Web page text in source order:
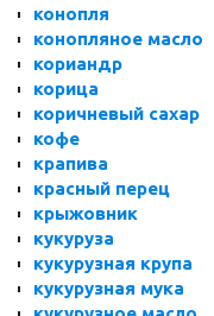
конопля
конопляное масло
кориандр
корица
коричневый сахар
кофе
крапива
красный перец
крыжовник
кукуруза
кукурузная крупа
кукурузная мука